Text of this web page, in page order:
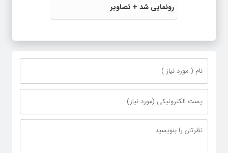
رونمایی شد + تصاویر